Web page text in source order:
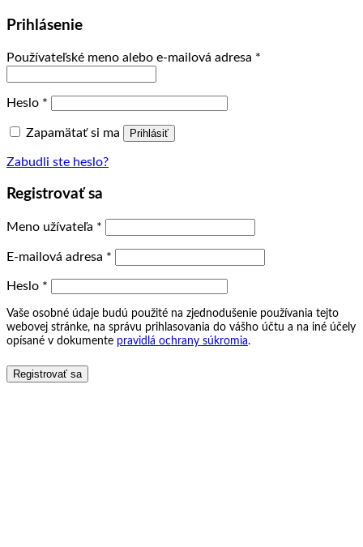
Prihlásenie
Používateľské meno alebo e-mailová adresa *
Heslo *
Zapamätať si ma Prihlásiť
Zabudli ste heslo?
Registrovať sa
Meno užívateľa *
E-mailová adresa *
Heslo *
Vaše osobné údaje budú použité na zjednodušenie používania tejto
webovej stránke, na správu prihlasovania do vášho účtu a na iné účely
opísané v dokumente pravidlá ochrany súkromia.
Registrovať sa